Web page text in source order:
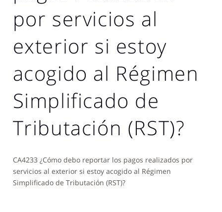
por servicios al
exterior si estoy
acogido al Régimen
Simplificado de
Tributación (RST)?
CA4233 ¿Cómo debo reportar los pagos realizados por
servicios al exterior si estoy acogido al Régimen
Simplificado de Tributación (RST)?